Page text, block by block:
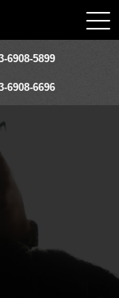
6908-5899
6908-6696